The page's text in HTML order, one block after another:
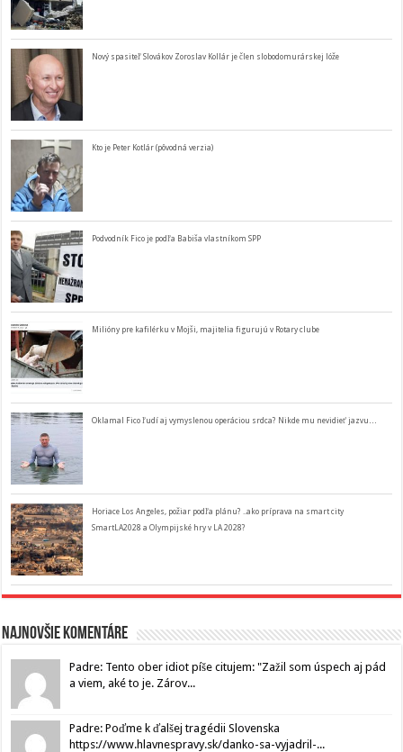
Nový spasiteľ Slovákov Zoroslav Kollár je člen slobodomurárskej lóže
Kto je Peter Kotlár (pôvodná verzia)
Podvodník Fico je podľa Babiša vlastníkom SPP
Milióny pre kafilérku v Mojši, majitelia figurujú v Rotary clube
Oklamal Fico ľudí aj vymyslenou operáciou srdca? Nikde mu nevidieť jazvu…
Horiace Los Angeles, požiar podľa plánu? ..ako príprava na smart city
SmartLA2028 a Olympijské hry v LA 2028?
Najnovšie komentáre
Padre: Tento ober idiot píše citujem: "Zažil som úspech aj pád
a viem, aké to je. Zárov...
Padre: Poďme k ďalšej tragédii Slovenska
https://www.hlavnespravy.sk/danko-sa-vyjadril-...